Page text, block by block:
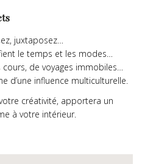
juxtaposez…
le temps et les modes…
de voyages immobiles…
d’une influence multiculturelle.
créativité, apportera un
à votre intérieur.